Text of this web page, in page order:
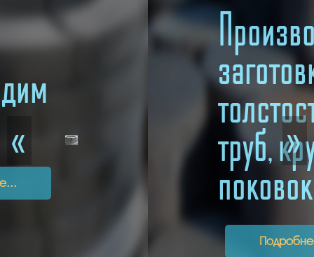
Производим
заготовки из
толстостенных
труб, кругов и
поковок!
« »